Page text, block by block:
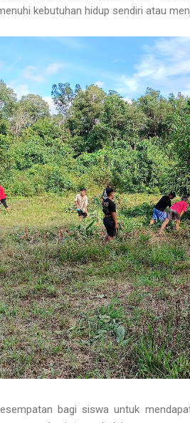
kebutuhan hidup sendiri atau
bagi siswa untuk